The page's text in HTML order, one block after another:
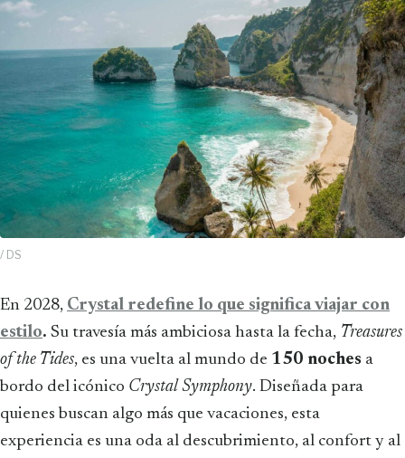
/ DS
En 2028, Crystal redefine lo que significa viajar con
estilo. Su travesía más ambiciosa hasta la fecha, Treasures
of the Tides, es una vuelta al mundo de 150 noches a
bordo del icónico Crystal Symphony. Diseñada para
quienes buscan algo más que vacaciones, esta
experiencia es una oda al descubrimiento, al confort y al